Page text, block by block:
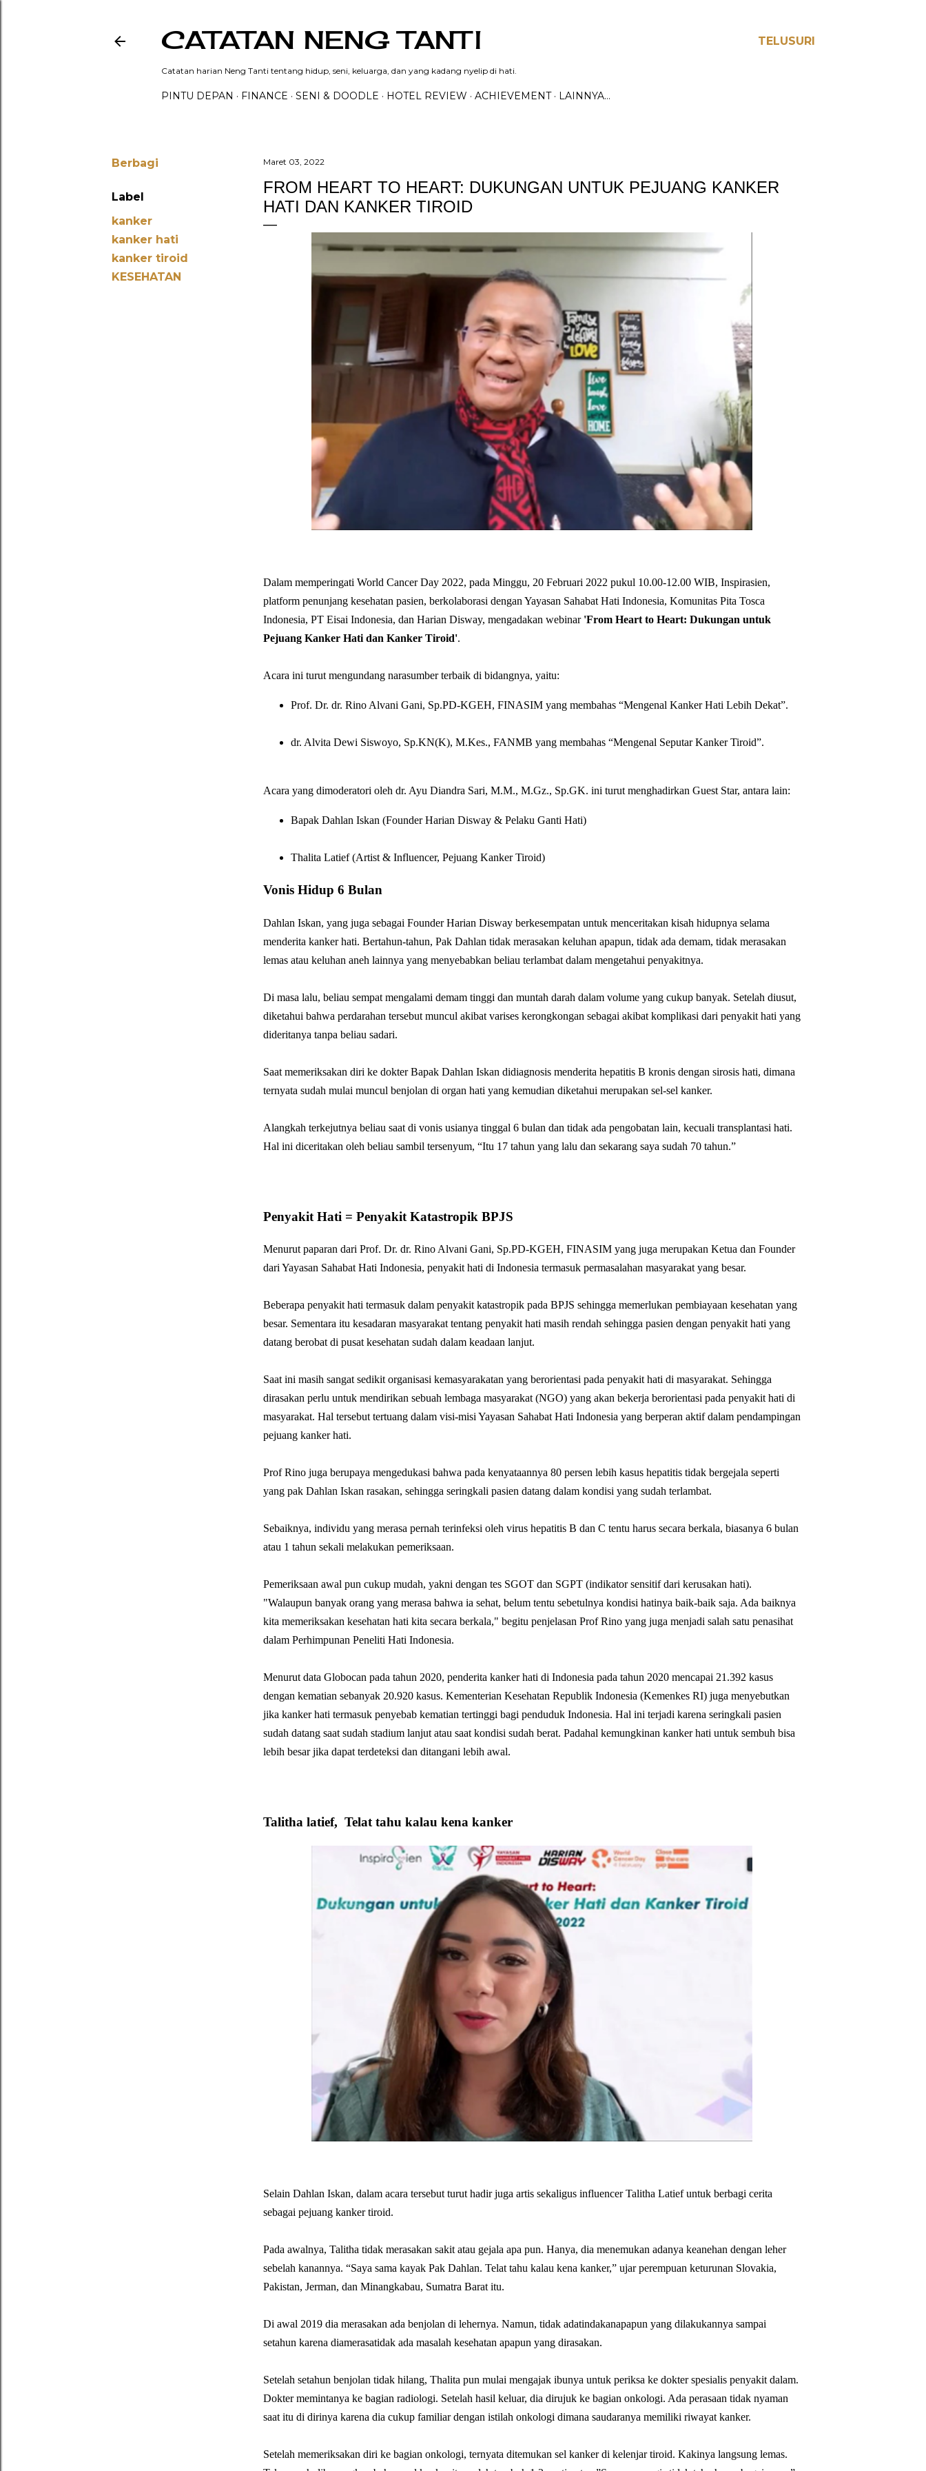
TELUSURI
CATATAN NENG TANTI
Catatan harian Neng Tanti tentang hidup, seni, keluarga, dan yang kadang nyelip di hati.
PINTU DEPAN FINANCE SENI & DOODLE HOTEL REVIEW ACHIEVEMENT LAINNYA…
Berbagi
Label
kanker
kanker hati
kanker tiroid
KESEHATAN
Maret 03, 2022
FROM HEART TO HEART: DUKUNGAN UNTUK PEJUANG KANKER
HATI DAN KANKER TIROID
Dalam memperingati World Cancer Day 2022, pada Minggu, 20 Februari 2022 pukul 10.00-12.00 WIB, Inspirasien,
platform penunjang kesehatan pasien, berkolaborasi dengan Yayasan Sahabat Hati Indonesia, Komunitas Pita Tosca
Indonesia, PT Eisai Indonesia, dan Harian Disway, mengadakan webinar 'From Heart to Heart: Dukungan untuk
Pejuang Kanker Hati dan Kanker Tiroid'.
Acara ini turut mengundang narasumber terbaik di bidangnya, yaitu:
Prof. Dr. dr. Rino Alvani Gani, Sp.PD-KGEH, FINASIM yang membahas “Mengenal Kanker Hati Lebih Dekat”.
dr. Alvita Dewi Siswoyo, Sp.KN(K), M.Kes., FANMB yang membahas “Mengenal Seputar Kanker Tiroid”.
Acara yang dimoderatori oleh dr. Ayu Diandra Sari, M.M., M.Gz., Sp.GK. ini turut menghadirkan Guest Star, antara lain:
Bapak Dahlan Iskan (Founder Harian Disway & Pelaku Ganti Hati)
Thalita Latief (Artist & Influencer, Pejuang Kanker Tiroid)
Vonis Hidup 6 Bulan
Dahlan Iskan, yang juga sebagai Founder Harian Disway berkesempatan untuk menceritakan kisah hidupnya selama
menderita kanker hati. Bertahun-tahun, Pak Dahlan tidak merasakan keluhan apapun, tidak ada demam, tidak merasakan
lemas atau keluhan aneh lainnya yang menyebabkan beliau terlambat dalam mengetahui penyakitnya.
Di masa lalu, beliau sempat mengalami demam tinggi dan muntah darah dalam volume yang cukup banyak. Setelah diusut,
diketahui bahwa perdarahan tersebut muncul akibat varises kerongkongan sebagai akibat komplikasi dari penyakit hati yang
dideritanya tanpa beliau sadari.
Saat memeriksakan diri ke dokter Bapak Dahlan Iskan didiagnosis menderita hepatitis B kronis dengan sirosis hati, dimana
ternyata sudah mulai muncul benjolan di organ hati yang kemudian diketahui merupakan sel-sel kanker.
Alangkah terkejutnya beliau saat di vonis usianya tinggal 6 bulan dan tidak ada pengobatan lain, kecuali transplantasi hati.
Hal ini diceritakan oleh beliau sambil tersenyum, “Itu 17 tahun yang lalu dan sekarang saya sudah 70 tahun.”
Penyakit Hati = Penyakit Katastropik BPJS
Menurut paparan dari Prof. Dr. dr. Rino Alvani Gani, Sp.PD-KGEH, FINASIM yang juga merupakan Ketua dan Founder
dari Yayasan Sahabat Hati Indonesia, penyakit hati di Indonesia termasuk permasalahan masyarakat yang besar.
Beberapa penyakit hati termasuk dalam penyakit katastropik pada BPJS sehingga memerlukan pembiayaan kesehatan yang
besar. Sementara itu kesadaran masyarakat tentang penyakit hati masih rendah sehingga pasien dengan penyakit hati yang
datang berobat di pusat kesehatan sudah dalam keadaan lanjut.
Saat ini masih sangat sedikit organisasi kemasyarakatan yang berorientasi pada penyakit hati di masyarakat. Sehingga
dirasakan perlu untuk mendirikan sebuah lembaga masyarakat (NGO) yang akan bekerja berorientasi pada penyakit hati di
masyarakat. Hal tersebut tertuang dalam visi-misi Yayasan Sahabat Hati Indonesia yang berperan aktif dalam pendampingan
pejuang kanker hati.
Prof Rino juga berupaya mengedukasi bahwa pada kenyataannya 80 persen lebih kasus hepatitis tidak bergejala seperti
yang pak Dahlan Iskan rasakan, sehingga seringkali pasien datang dalam kondisi yang sudah terlambat.
Sebaiknya, individu yang merasa pernah terinfeksi oleh virus hepatitis B dan C tentu harus secara berkala, biasanya 6 bulan
atau 1 tahun sekali melakukan pemeriksaan.
Pemeriksaan awal pun cukup mudah, yakni dengan tes SGOT dan SGPT (indikator sensitif dari kerusakan hati).
"Walaupun banyak orang yang merasa bahwa ia sehat, belum tentu sebetulnya kondisi hatinya baik-baik saja. Ada baiknya
kita memeriksakan kesehatan hati kita secara berkala," begitu penjelasan Prof Rino yang juga menjadi salah satu penasihat
dalam Perhimpunan Peneliti Hati Indonesia.
Menurut data Globocan pada tahun 2020, penderita kanker hati di Indonesia pada tahun 2020 mencapai 21.392 kasus
dengan kematian sebanyak 20.920 kasus. Kementerian Kesehatan Republik Indonesia (Kemenkes RI) juga menyebutkan
jika kanker hati termasuk penyebab kematian tertinggi bagi penduduk Indonesia. Hal ini terjadi karena seringkali pasien
sudah datang saat sudah stadium lanjut atau saat kondisi sudah berat. Padahal kemungkinan kanker hati untuk sembuh bisa
lebih besar jika dapat terdeteksi dan ditangani lebih awal.
Talitha latief, Telat tahu kalau kena kanker
Selain Dahlan Iskan, dalam acara tersebut turut hadir juga artis sekaligus influencer Talitha Latief untuk berbagi cerita
sebagai pejuang kanker tiroid.
Pada awalnya, Talitha tidak merasakan sakit atau gejala apa pun. Hanya, dia menemukan adanya keanehan dengan leher
sebelah kanannya. “Saya sama kayak Pak Dahlan. Telat tahu kalau kena kanker,” ujar perempuan keturunan Slovakia,
Pakistan, Jerman, dan Minangkabau, Sumatra Barat itu.
Di awal 2019 dia merasakan ada benjolan di lehernya. Namun, tidak adatindakanapapun yang dilakukannya sampai
setahun karena diamerasatidak ada masalah kesehatan apapun yang dirasakan.
Setelah setahun benjolan tidak hilang, Thalita pun mulai mengajak ibunya untuk periksa ke dokter spesialis penyakit dalam.
Dokter memintanya ke bagian radiologi. Setelah hasil keluar, dia dirujuk ke bagian onkologi. Ada perasaan tidak nyaman
saat itu di dirinya karena dia cukup familiar dengan istilah onkologi dimana saudaranya memiliki riwayat kanker.
Setelah memeriksakan diri ke bagian onkologi, ternyata ditemukan sel kanker di kelenjar tiroid. Kakinya langsung lemas.